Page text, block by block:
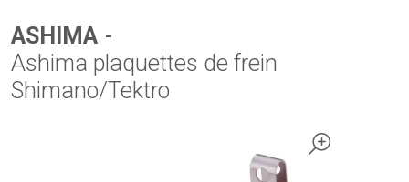
ASHIMA -
Ashima plaquettes de frein
Shimano/Tektro